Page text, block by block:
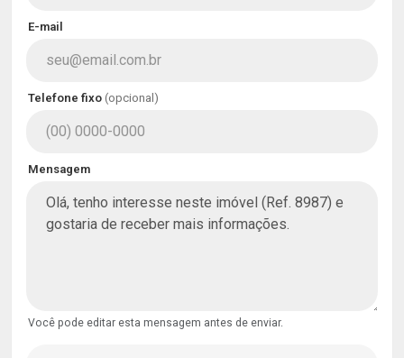
E-mail
Telefone fixo (opcional)
Mensagem
Você pode editar esta mensagem antes de enviar.